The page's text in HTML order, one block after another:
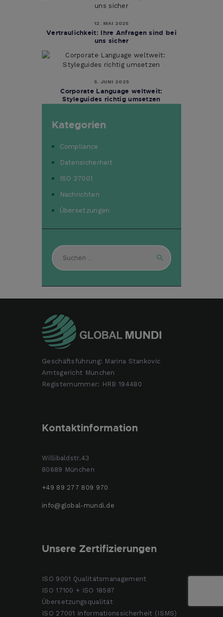
12. MAI 2025
Vertraulichkeit: Ihre Anfragen sind bei
uns sicher
5. JUNI 2025
Corporate Language weltweit:
Styleguides richtig umsetzen
Kategorien
Compliance
Datensicherheit
ISO 27001
Nachrichten
Übersetzungen
Suchen
nach:
Geschäftsführung: Marina Stankovic
Amtsgericht München
Registernummer: HRB 194480
Kontaktinformation
Willibaldstr.43
80689 München
+49 89 277 809 970
info@global-mundi.de
Unsere Zertifizierungen
ISO 9001 Qualitätsmanagement
ISO 17100 + ISO 18587
Übersetzungsqualität
ISO 27001 Informationssicherheit (ISMS)